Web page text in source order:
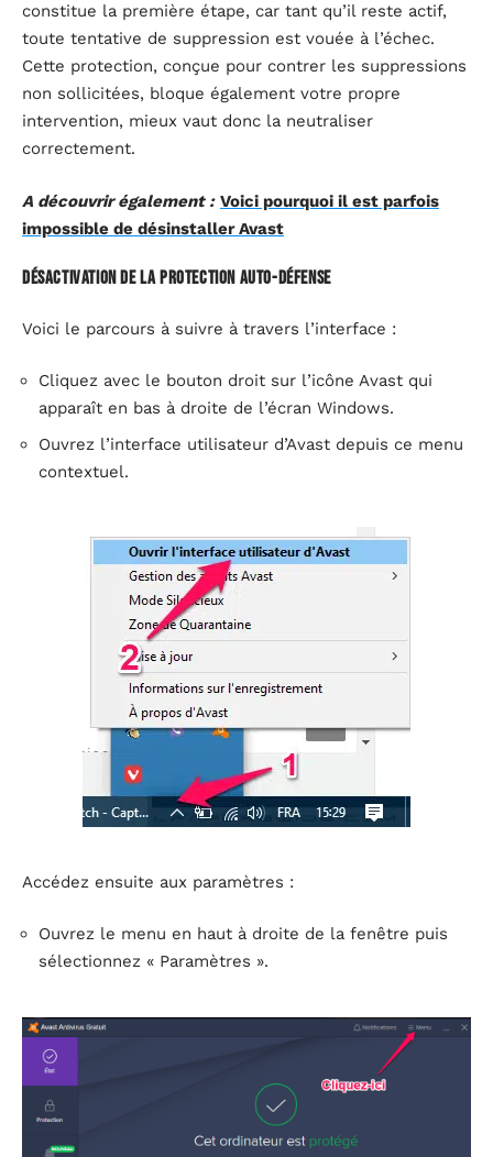
constitue la première étape, car tant qu’il reste actif,
toute tentative de suppression est vouée à l’échec.
Cette protection, conçue pour contrer les suppressions
non sollicitées, bloque également votre propre
intervention, mieux vaut donc la neutraliser
correctement.
A découvrir également : Voici pourquoi il est parfois
impossible de désinstaller Avast
Désactivation de la protection auto-défense
Voici le parcours à suivre à travers l’interface :
Cliquez avec le bouton droit sur l’icône Avast qui
apparaît en bas à droite de l’écran Windows.
Ouvrez l’interface utilisateur d’Avast depuis ce menu
contextuel.
Accédez ensuite aux paramètres :
Ouvrez le menu en haut à droite de la fenêtre puis
sélectionnez « Paramètres ».